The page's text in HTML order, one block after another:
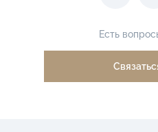
Есть